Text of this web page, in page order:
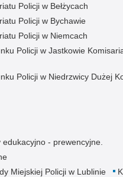
Policji w Bełżycach
Policji w Bychawie
Policji w Niemcach
Policji w Jastkowie
Policji w Niedrzwicy Dużej
- prewencyjne.
Miejskiej Policji w Lublinie